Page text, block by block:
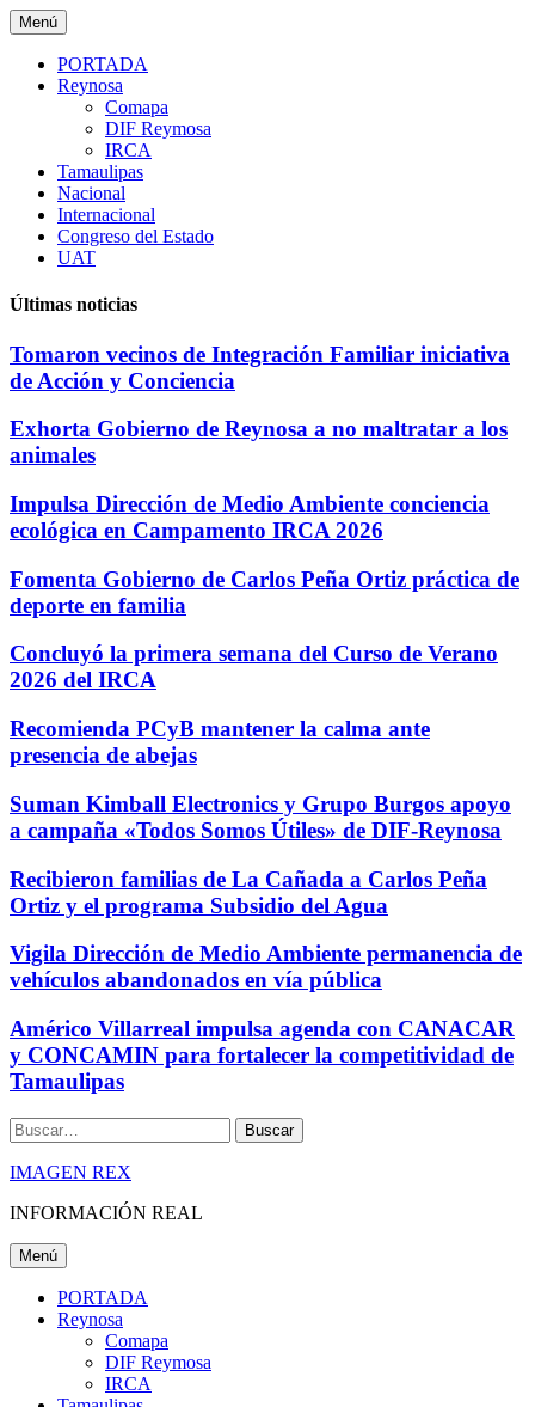
Saltar
al
contenido
Menú
PORTADA
Reynosa
Comapa
DIF Reymosa
IRCA
Tamaulipas
Nacional
Internacional
Congreso del Estado
UAT
Últimas noticias
Tomaron vecinos de Integración Familiar iniciativa
de Acción y Conciencia
Exhorta Gobierno de Reynosa a no maltratar a los
animales
Impulsa Dirección de Medio Ambiente conciencia
ecológica en Campamento IRCA 2026
Fomenta Gobierno de Carlos Peña Ortiz práctica de
deporte en familia
Concluyó la primera semana del Curso de Verano
2026 del IRCA
Recomienda PCyB mantener la calma ante
presencia de abejas
Suman Kimball Electronics y Grupo Burgos apoyo
a campaña «Todos Somos Útiles» de DIF-Reynosa
Recibieron familias de La Cañada a Carlos Peña
Ortiz y el programa Subsidio del Agua
Vigila Dirección de Medio Ambiente permanencia de
vehículos abandonados en vía pública
Américo Villarreal impulsa agenda con CANACAR
y CONCAMIN para fortalecer la competitividad de
Tamaulipas
Buscar
IMAGEN REX
INFORMACIÓN REAL
Menú
PORTADA
Reynosa
Comapa
DIF Reymosa
IRCA